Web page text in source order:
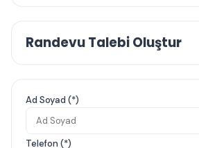
Randevu Talebi Oluştur
Ad Soyad (*)
Telefon (*)